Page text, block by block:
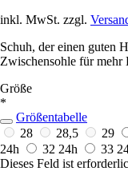
inkl. MwSt. zzgl.
Schuh, der einen guten
Zwischensohle für mehr
Größe
*
Größentabelle
28
28,5 29
24h
32 24h 33
Dieses Feld ist